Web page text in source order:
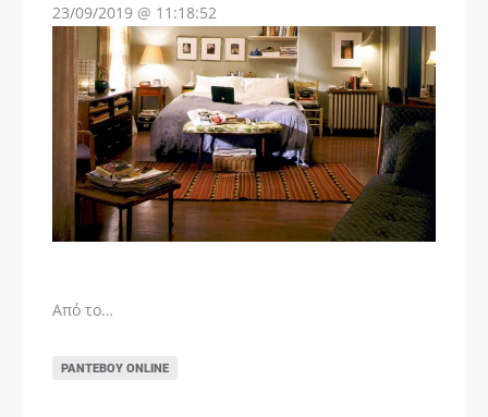
23/09/2019 @ 11:18:52
Από το…
ΡΑΝΤΕΒΟΎ ONLINE